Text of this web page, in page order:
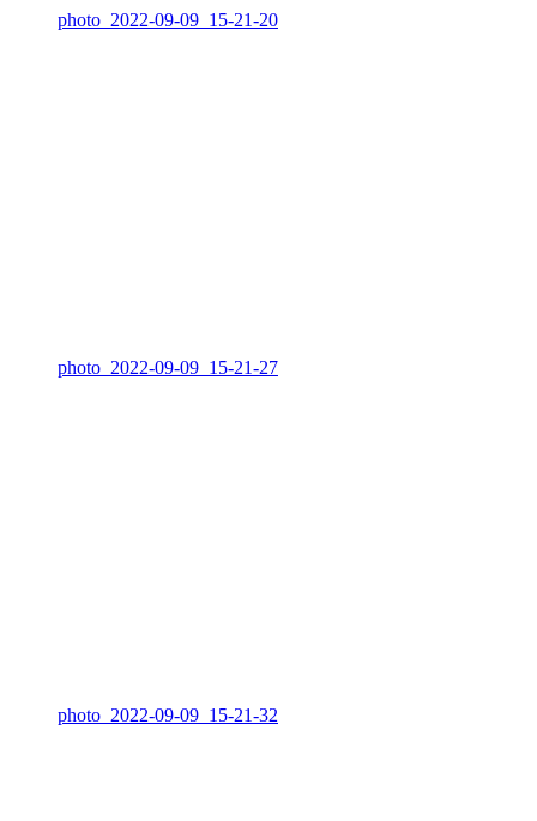
photo_2022-09-09_15-21-20
photo_2022-09-09_15-21-27
photo_2022-09-09_15-21-32